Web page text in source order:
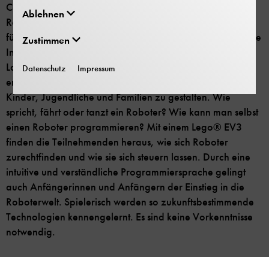
Coding Hub und Partner von „Roberta® - Lernen mit
Robotern“ , die Bildungsinitiative des Fraunhofer-Instituts
für Intelligente Analyse- und Informationssysteme IAIS. Die
Initiative stattet bundesweit außerschulische Lernorte mit
Laptops und Robotik-Sets aus, um einen
erlebnisorientierten Zugang zum Programmieren für
Kinder, Jugendliche und Familien zu gestalten. Wie
spricht, fährt oder tanzt ein Roboter? Wie kann man selbst
einen Roboter programmieren? Mit einem Lego® EV3
finden die Teilnehmenden heraus, wie sich Roboter
zurechtfinden und wie sie sich steuern lassen. Durch eine
intuitive und verständliche Programmiersprache gelingt
auch Anfängerinnen und Anfängern der Einstieg in die
Roboterwelt. Spielerisch werden so zukunftsbestimmende
Technologien kennengelernt. Es sind keine Vorkenntnisse
notwendig.
Ablehnen
Zustimmen
Datenschutz Impressum